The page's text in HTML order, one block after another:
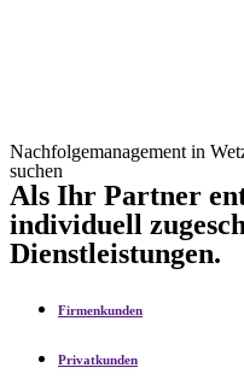
Nachfolgemanagement in
suchen
Als Ihr Partner
individuell
Dienstleistungen.
Firmenkunden
Privatkunden